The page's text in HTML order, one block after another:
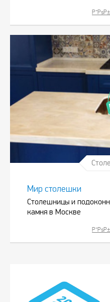
Мир столешки
Столешницы и
камня в Москве